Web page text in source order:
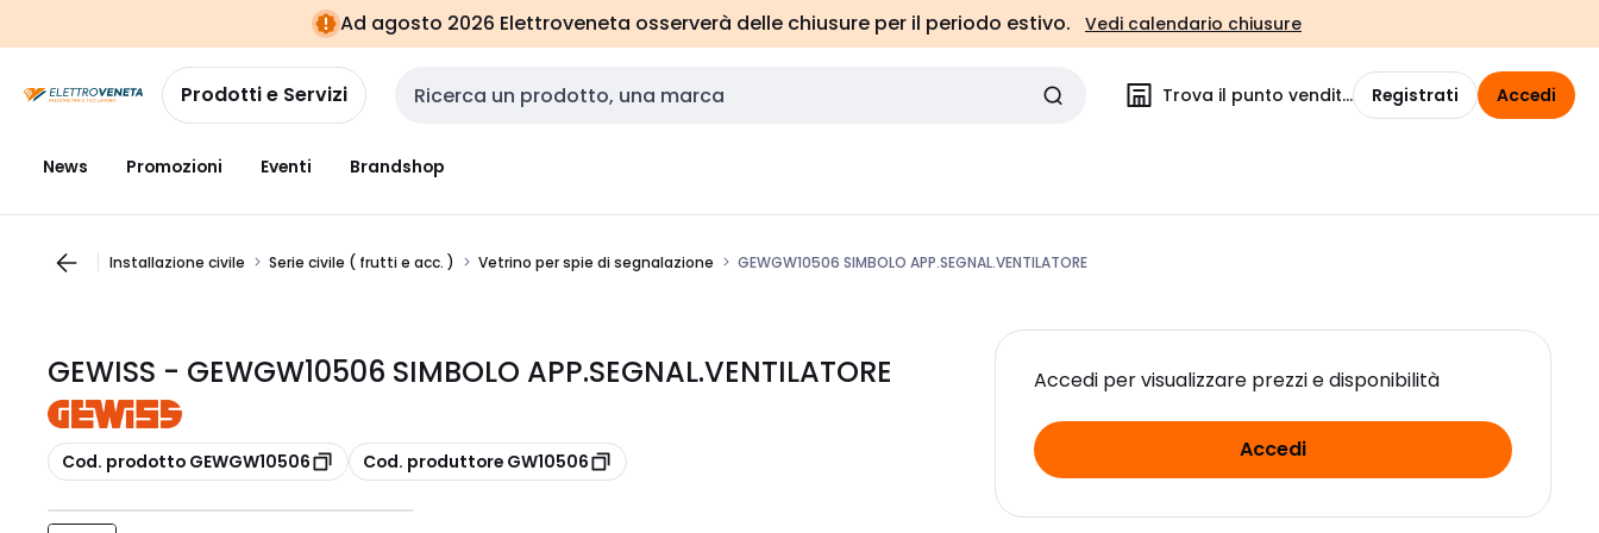
navigazionealla
pagina
Ad agosto 2026 Elettroveneta osserverà delle chiusure per il periodo estivo. Vedi calendario chiusure
Prodotti e Servizi Cerca input Trova il punto vendita Registrati Accedi
News Promozioni Eventi Brandshop
Installazione civile Serie civile ( frutti e acc. ) Vetrino per spie di segnalazione GEWGW10506 SIMBOLO APP.SEGNAL.VENTILATORE
GEWISS - GEWGW10506 SIMBOLO APP.SEGNAL.VENTILATORE
copia
Cod. prodotto GEWGW10506 copia
Cod. produttore GW10506
Accedi per visualizzare prezzi e disponibilità
Accedi